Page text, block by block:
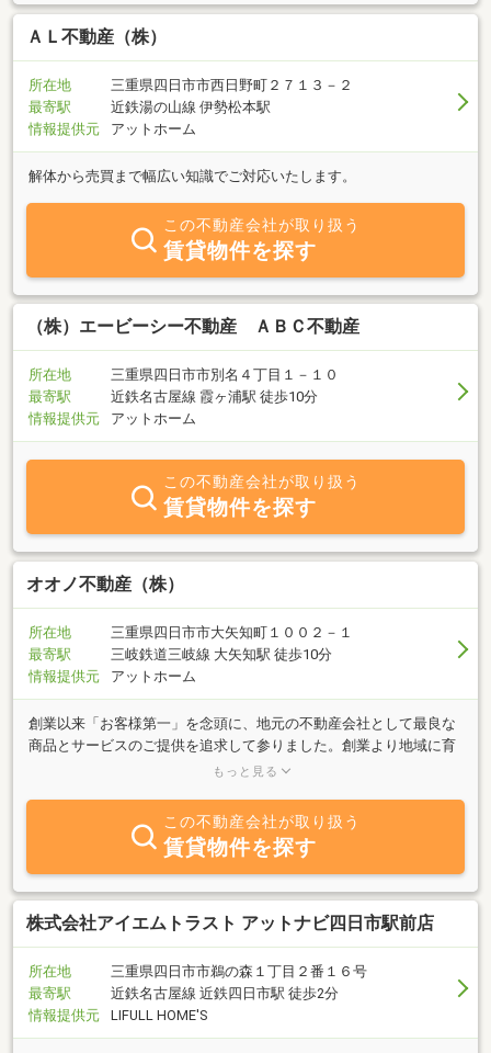
だけ使わずわかりやすくご説明します。「まだ売るか決めていな
い」という段階でも大丈夫です。まずは現状をお聞かせください。
す。もちろん不動産売却の相談・査定は無料・秘密厳守いたしま
す！「まずは話を聞いてほしい」という方も、お気軽にお問い合わ
せください。
ＡＬ不動産（株）
所在地
三重県四日市市西日野町２７１３－２
最寄駅
近鉄湯の山線 伊勢松本駅
情報提供元
アットホーム
解体から売買まで幅広い知識でご対応いたします。
この不動産会社が取り扱う
賃貸物件を探す
（株）エービーシー不動産 ＡＢＣ不動産
所在地
三重県四日市市別名４丁目１－１０
最寄駅
近鉄名古屋線 霞ヶ浦駅 徒歩10分
情報提供元
アットホーム
この不動産会社が取り扱う
賃貸物件を探す
オオノ不動産（株）
所在地
三重県四日市市大矢知町１００２－１
最寄駅
三岐鉄道三岐線 大矢知駅 徒歩10分
情報提供元
アットホーム
創業以来「お客様第一」を念頭に、地元の不動産会社として最良な
商品とサービスのご提供を追求して参りました。創業より地域に育
てていただきました。 今後も、四日市市・川越町・朝日町エリアを
細かくご提供し、より質の高いご満足をお届けしていきたいと考え
ております。さらに、地域の一員として地元の方々との良好なコミ
ュニケーションを形成しながら、品格ある地域社会を構築していく
ことに全力を尽くし、地域の方々への奉仕・還元ができるよう努力
して参ります。 また行政書士業も開業しておりますので、相続・遺
言関係のご相談もお気軽にお電話下さい。
もっと見る
この不動産会社が取り扱う
賃貸物件を探す
株式会社アイエムトラスト アットナビ四日市駅前店
所在地
三重県四日市市鵜の森１丁目２番１６号
最寄駅
近鉄名古屋線 近鉄四日市駅 徒歩2分
情報提供元
LIFULL HOME'S